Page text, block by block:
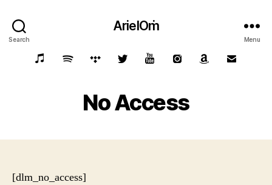
Search
ArielOṁ
Menu
No Access
[dlm_no_access]